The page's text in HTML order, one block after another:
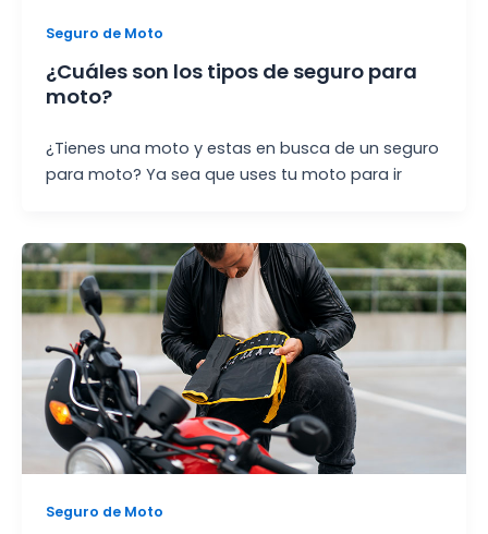
Seguro de Moto
¿Cuáles son los tipos de seguro para
moto?
¿Tienes una moto y estas en busca de un seguro
para moto? Ya sea que uses tu moto para ir
Seguro de Moto